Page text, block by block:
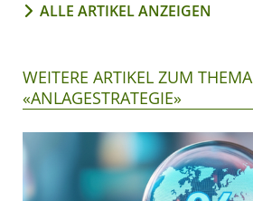
ALLE ARTIKEL ANZEIGEN
WEITERE ARTIKEL ZUM THEMA
«ANLAGESTRATEGIE»